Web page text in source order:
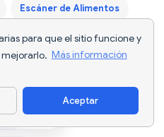
para que el sitio funcione y
Más información
Aceptar
Escáner de Alimentos
Keto
app